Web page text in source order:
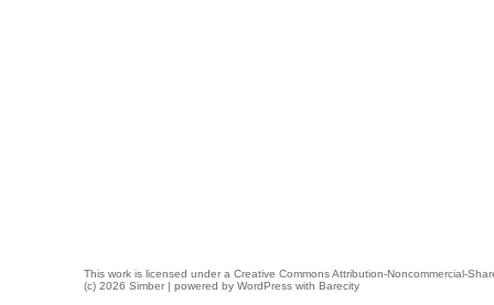
This work is licensed under a Creative Commons Attribution-Noncommercial-
(c) 2026 Simber | powered by WordPress with Barecity